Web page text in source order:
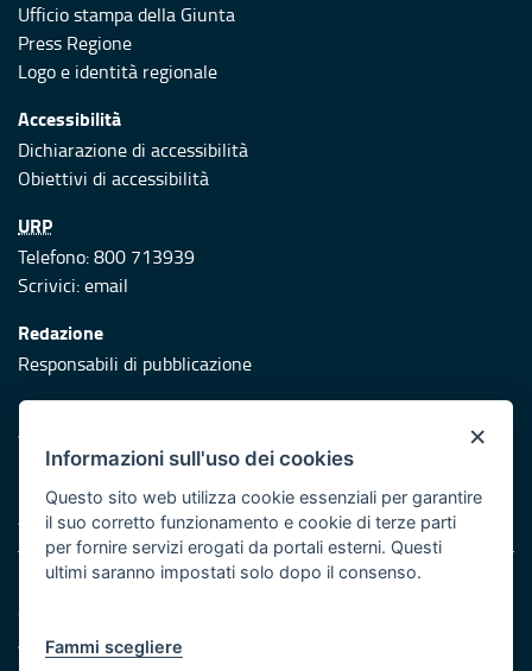
Ufficio stampa della Giunta
Press Regione
Logo e identità regionale
Accessibilità
Dichiarazione di accessibilità
Obiettivi di accessibilità
URP
Telefono: 800 713939
Scrivici:email
Redazione
Responsabili di pubblicazione
Protezione civile
Vai al sito di Protezione Civile Puglia
Iniziativa finanziata con risorse del POR Puglia 2014/2020 -
Asse XI
Note legali
Cookie e privacy
Atti di notifica
×
Informazioni sull'uso dei cookies
Questo sito web utilizza cookie essenziali per garantire
il suo corretto funzionamento e cookie di terze parti
per fornire servizi erogati da portali esterni. Questi
ultimi saranno impostati solo dopo il consenso.
Fammi scegliere